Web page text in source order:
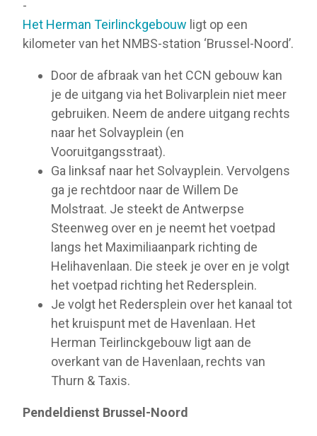
-
Het Herman Teirlinckgebouw ligt op een
kilometer van het NMBS-station ‘Brussel-Noord’.
Door de afbraak van het CCN gebouw kan
je de uitgang via het Bolivarplein niet meer
gebruiken. Neem de andere uitgang rechts
naar het Solvayplein (en
Vooruitgangsstraat).
Ga linksaf naar het Solvayplein. Vervolgens
ga je rechtdoor naar de Willem De
Molstraat. Je steekt de Antwerpse
Steenweg over en je neemt het voetpad
langs het Maximiliaanpark richting de
Helihavenlaan. Die steek je over en je volgt
het voetpad richting het Redersplein.
Je volgt het Redersplein over het kanaal tot
het kruispunt met de Havenlaan. Het
Herman Teirlinckgebouw ligt aan de
overkant van de Havenlaan, rechts van
Thurn & Taxis.
Pendeldienst Brussel-Noord